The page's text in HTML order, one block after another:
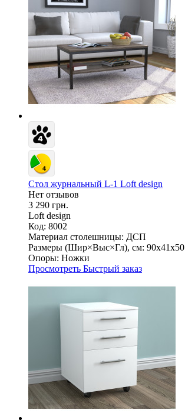
Стол журнальный L-1 Loft design
Нет отзывов
3 290 грн.
Loft design
Код: 8002
Материал столешницы: ДСП
Размеры (Шир×Выс×Гл), см: 90х41х50
Опоры: Ножки
Просмотреть Быстрый заказ